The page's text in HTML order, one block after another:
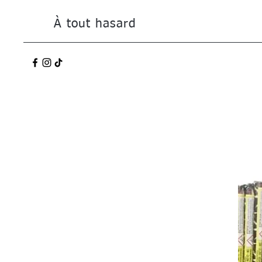
À tout hasard